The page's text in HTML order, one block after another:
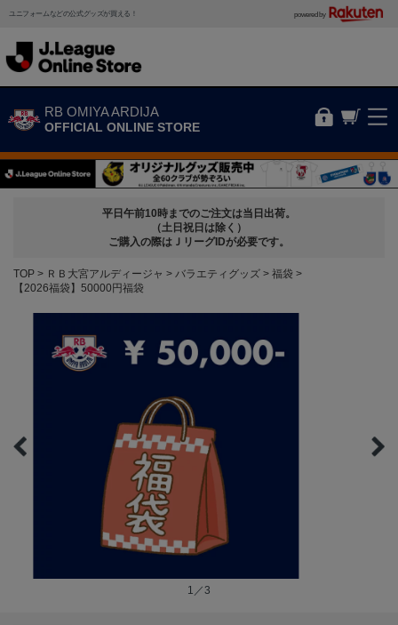
ユニフォームなどの公式グッズが買える！ powered by
RB OMIYA ARDIJA
OFFICIAL ONLINE STORE
平日午前10時までのご注文は当日出荷。
（土日祝日は除く）
ご購入の際はＪリーグIDが必要です。
TOP ＲＢ大宮アルディージャ バラエティグッズ
福袋
【2026福袋】50000円福袋
1／3